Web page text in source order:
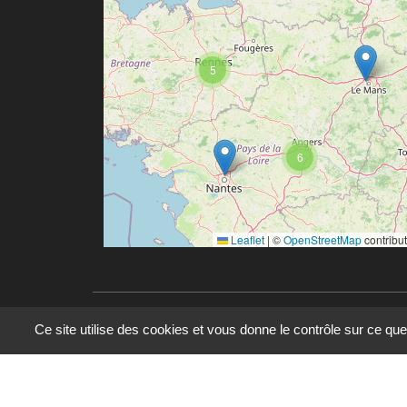
6
5
Leaflet | ©OpenStreetMap
Ce site utilise des cookies et vous donne le contrôle sur ce